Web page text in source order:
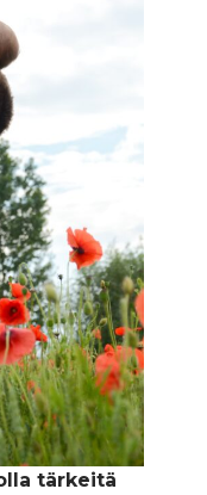
tärkeitä